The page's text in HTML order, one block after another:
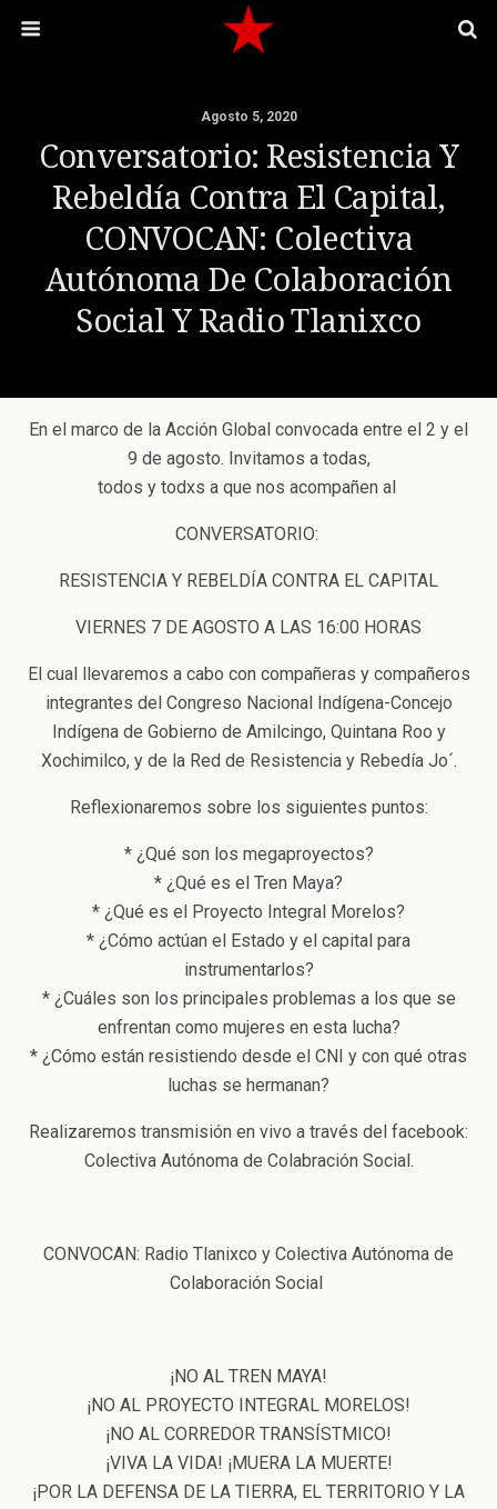
Agosto 5, 2020
Conversatorio: Resistencia Y
Rebeldía Contra El Capital,
CONVOCAN: Colectiva
Autónoma De Colaboración
Social Y Radio Tlanixco
En el marco de la Acción Global convocada entre el 2 y el
9 de agosto. Invitamos a todas,
todos y todxs a que nos acompañen al
CONVERSATORIO:
RESISTENCIA Y REBELDÍA CONTRA EL CAPITAL
VIERNES 7 DE AGOSTO A LAS 16:00 HORAS
El cual llevaremos a cabo con compañeras y compañeros
integrantes del Congreso Nacional Indígena-Concejo
Indígena de Gobierno de Amilcingo, Quintana Roo y
Xochimilco, y de la Red de Resistencia y Rebedía Jo´.
Reflexionaremos sobre los siguientes puntos:
* ¿Qué son los megaproyectos?
* ¿Qué es el Tren Maya?
* ¿Qué es el Proyecto Integral Morelos?
* ¿Cómo actúan el Estado y el capital para
instrumentarlos?
* ¿Cuáles son los principales problemas a los que se
enfrentan como mujeres en esta lucha?
* ¿Cómo están resistiendo desde el CNI y con qué otras
luchas se hermanan?
Realizaremos transmisión en vivo a través del facebook:
Colectiva Autónoma de Colabración Social.
CONVOCAN: Radio Tlanixco y Colectiva Autónoma de
Colaboración Social
¡NO AL TREN MAYA!
¡NO AL PROYECTO INTEGRAL MORELOS!
¡NO AL CORREDOR TRANSÍSTMICO!
¡VIVA LA VIDA! ¡MUERA LA MUERTE!
¡POR LA DEFENSA DE LA TIERRA, EL TERRITORIO Y LA